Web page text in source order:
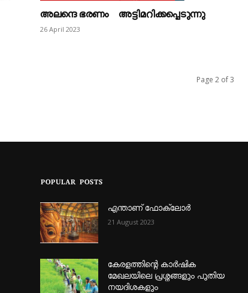
അലന്ദെ ഭരണം അട്ടിമറിക്കപ്പെടുന്നു
26 April 2023
Page 2 of 3
POPULAR POSTS
എന്താണ്‌ ഫോക്‌ലോർ
21 August 2023
കേരളത്തിന്റെ കാർഷിക
മേഖലയിലെ പ്രശ്നങ്ങളും പുതിയ
നയദിശകളും